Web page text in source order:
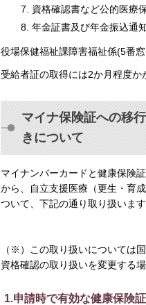
資格確認書など公的医療
年金証書及び年金振込通
役場保健福祉課障害福祉係(5番
受給者証の取得には2か月程度か
マイナ保険証への移
きについて
マイナンバーカードと健康保険
から、自立支援医療（更生・育
ついて、下記の通り取り扱いま
（※）この取り扱いについては
資格確認の取り扱いを変更する
1.申請時で有効な健康保険